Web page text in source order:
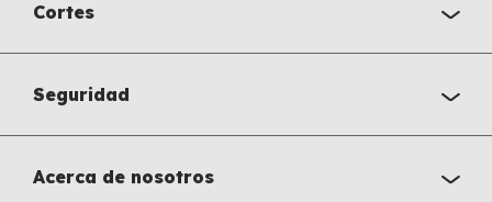
Cortes
Seguridad
Acerca de nosotros